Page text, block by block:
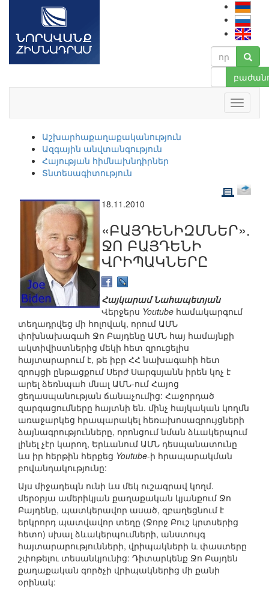
Աշխարհաքաղաքականություն
Ազգային անվտանգություն
Հայության հիմնախնդիրներ
Տնտեսագիտություն
18.11.2010
«ԲԱՅԴԵՆԻԶՄՆԵՐ».
ՋՈ ԲԱՅԴԵՆԻ
ՎՐԻՊԱԿՆԵՐԸ
Հայկարամ Նահապետյան
Վերջերս Youtube համակարգում
տեղադրվեց մի հոլովակ, որում ԱՄՆ
փոխնախագահ Ջո Բայդենը ԱՄՆ հայ համայնքի
ակտիվիստներից մեկի հետ զրուցելիս
հայտարարում է, թե իբր ՀՀ նախագահի հետ
զրույցի ընթացքում Սերժ Սարգսյանն իրեն կոչ է
արել ձեռնպահ մնալ ԱՄՆ-ում Հայոց
ցեղասպանության ճանաչումից: Հաջորդած
զարգացումները հայտնի են. մինչ հայկական կողմն
առաջարկեց հրապարակել հեռախոսազրույցների
ձայնագրությունները, որոնցում նման ձևակերպում
լինել չէր կարող, Երևանում ԱՄՆ դեսպանատունը
ևս իր հերթին հերքեց Youtube-ի հրապարակման
բովանդակությունը:
Այս միջադեպն ունի ևս մեկ ուշագրավ կողմ.
մերօրյա ամերիկյան քաղաքական կյանքում Ջո
Բայդենը, պատկերավոր ասած, զբաղեցնում է
երկրորդ պատվավոր տեղը (Ջորջ Բուշ կրտսերից
հետո) սխալ ձևակերպումների, անստույգ
հայտարարությունների, վրիպակների և փաստերը
շփոթելու տեսանկյունից: Դիտարկենք Ջո Բայդեն
քաղաքական գործչի վրիպակներից մի քանի
օրինակ: